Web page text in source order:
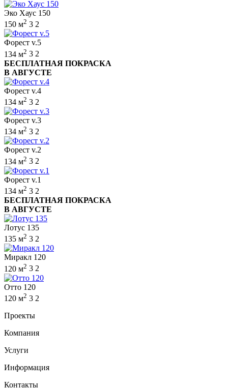
Эко Хаус 150
150 м2 3 2
Форест v.5
134 м2 3 2
БЕСПЛАТНАЯ ПОКРАСКА
В АВГУСТЕ
Форест v.4
134 м2 3 2
Форест v.3
134 м2 3 2
Форест v.2
134 м2 3 2
Форест v.1
134 м2 3 2
БЕСПЛАТНАЯ ПОКРАСКА
В АВГУСТЕ
Лотус 135
135 м2 3 2
Миракл 120
120 м2 3 2
Отто 120
120 м2 3 2
Проекты
Компания
Услуги
Информация
Контакты